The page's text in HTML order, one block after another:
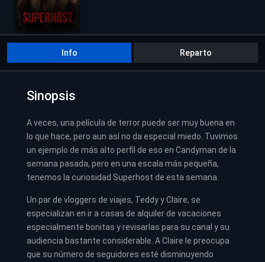
Info Reparto
Sinopsis
A veces, una película de terror puede ser muy buena en
lo que hace, pero aun así no da especial miedo. Tuvimos
un ejemplo de más alto perfil de eso en Candyman de la
semana pasada, pero en una escala más pequeña,
tenemos la curiosidad Superhost de esta semana.
Un par de vloggers de viajes, Teddy y Claire, se
especializan en ir a casas de alquiler de vacaciones
especialmente bonitas y revisarlas para su canal y su
audiencia bastante considerable. A Claire le preocupa
que su número de seguidores esté disminuyendo